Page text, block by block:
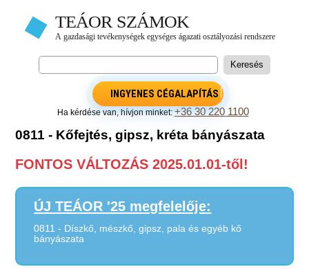
INGYENES CÉGALAPÍTÁS
Ha kérdése van, hívjon minket:+36 30 220 1100
0811 - Kőfejtés, gipsz, kréta bányászata
FONTOS VÁLTOZÁS 2025.01.01-től!
ÚJ TEÁOR '25 megfelelője:
0811 - Díszkő, mészkő, gipsz, pala és egyéb kő
bányászata